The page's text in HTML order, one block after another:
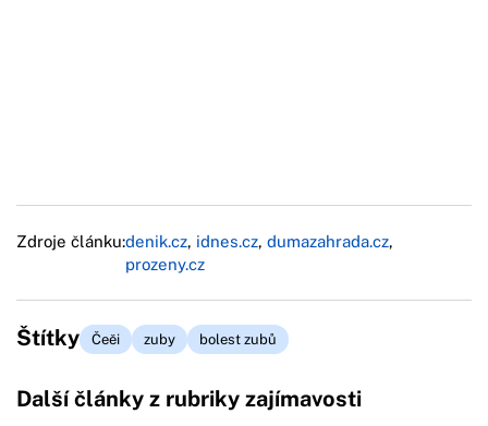
Zdroje článku:denik.cz, idnes.cz, dumazahrada.cz,
prozeny.cz
Štítky Čeěi zuby bolest zubů
Další články z rubriky zajímavosti